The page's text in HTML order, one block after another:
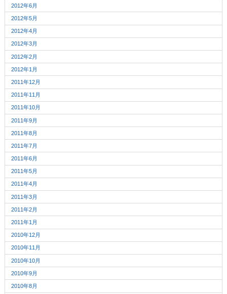
2012年6月
2012年5月
2012年4月
2012年3月
2012年2月
2012年1月
2011年12月
2011年11月
2011年10月
2011年9月
2011年8月
2011年7月
2011年6月
2011年5月
2011年4月
2011年3月
2011年2月
2011年1月
2010年12月
2010年11月
2010年10月
2010年9月
2010年8月